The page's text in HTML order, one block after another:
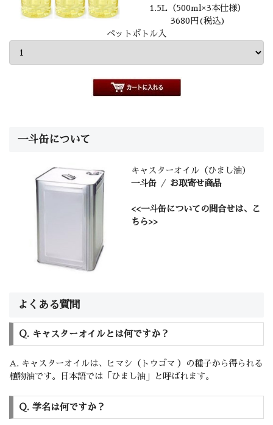
1.5L（500ml×3本仕様）
3680円(税込)
ペットボトル入
一斗缶について
キャスターオイル（ひまし油）
一斗缶 ／ お取寄せ商品
<<一斗缶についての問合せは、こ
ちら>>
よくある質問
Q. キャスターオイルとは何ですか？
A. キャスターオイルは、ヒマシ（トウゴマ ）の種子から得られる
植物油です。日本語では「ひまし油」と呼ばれます。
Q. 学名は何ですか？